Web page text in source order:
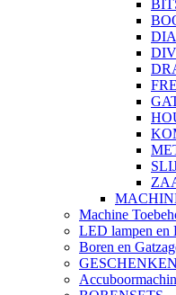
Machine
LED lampen en
Boren en
GESCHENKEN